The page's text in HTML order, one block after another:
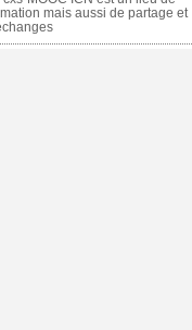
mais aussi de partage et